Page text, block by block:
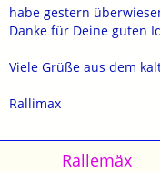
habe gestern
Danke für Deine guten
Viele Grüße aus dem
Rallimax
Rallemäx